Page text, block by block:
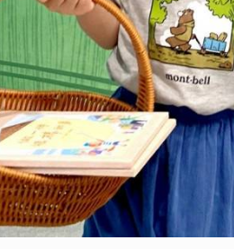
取消